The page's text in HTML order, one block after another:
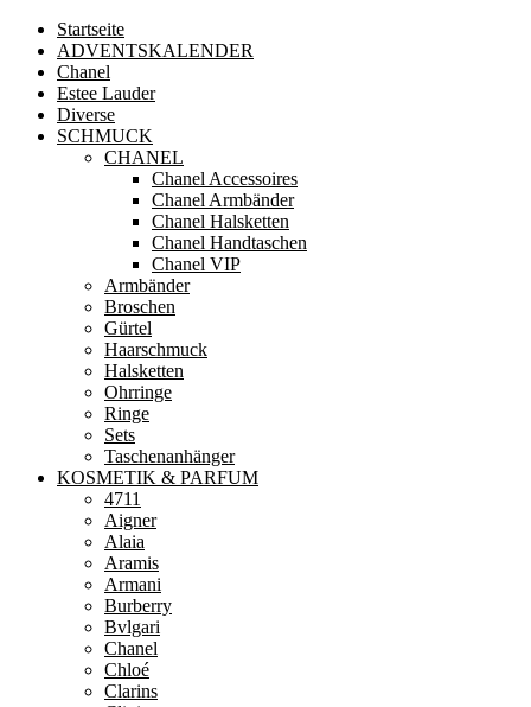
Startseite
ADVENTSKALENDER
Chanel
Estee Lauder
Diverse
SCHMUCK
CHANEL
Chanel Accessoires
Chanel Armbänder
Chanel Halsketten
Chanel Handtaschen
Chanel VIP
Armbänder
Broschen
Gürtel
Haarschmuck
Halsketten
Ohrringe
Ringe
Sets
Taschenanhänger
KOSMETIK & PARFUM
4711
Aigner
Alaia
Aramis
Armani
Burberry
Bvlgari
Chanel
Chloé
Clarins